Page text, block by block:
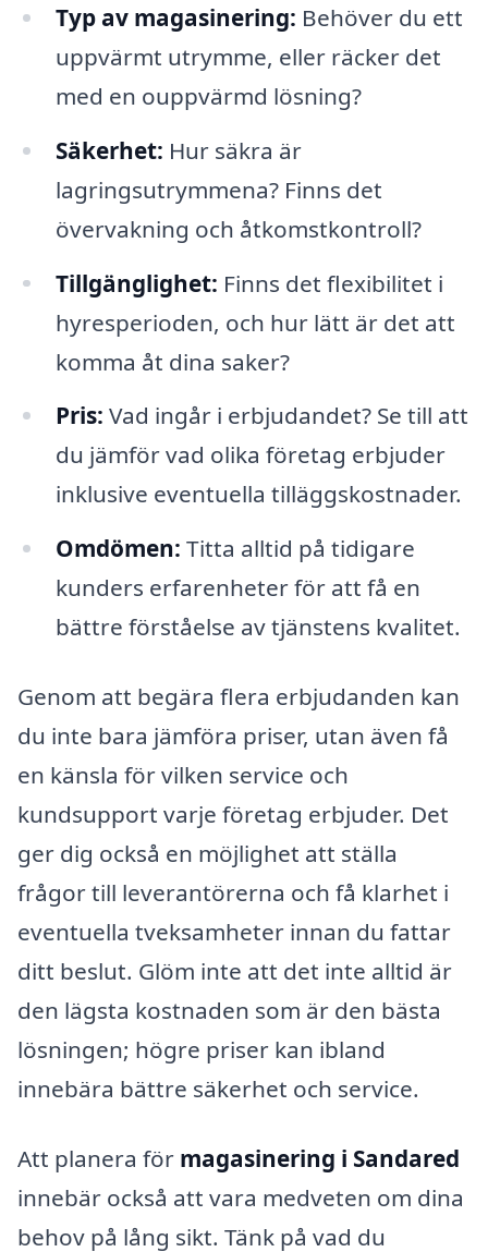
Typ av magasinering: Behöver du ett
uppvärmt utrymme, eller räcker det
med en ouppvärmd lösning?
Säkerhet: Hur säkra är
lagringsutrymmena? Finns det
övervakning och åtkomstkontroll?
Tillgänglighet: Finns det flexibilitet i
hyresperioden, och hur lätt är det att
komma åt dina saker?
Pris: Vad ingår i erbjudandet? Se till att
du jämför vad olika företag erbjuder
inklusive eventuella tilläggskostnader.
Omdömen: Titta alltid på tidigare
kunders erfarenheter för att få en
bättre förståelse av tjänstens kvalitet.
Genom att begära flera erbjudanden kan
du inte bara jämföra priser, utan även få
en känsla för vilken service och
kundsupport varje företag erbjuder. Det
ger dig också en möjlighet att ställa
frågor till leverantörerna och få klarhet i
eventuella tveksamheter innan du fattar
ditt beslut. Glöm inte att det inte alltid är
den lägsta kostnaden som är den bästa
lösningen; högre priser kan ibland
innebära bättre säkerhet och service.
Att planera för magasinering i Sandared
innebär också att vara medveten om dina
behov på lång sikt. Tänk på vad du